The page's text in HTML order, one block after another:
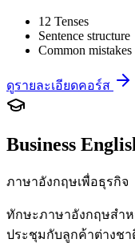
12 Tenses
Sentence structure
Common mistakes
ดูรายละเอียดคอร์ส
Business
ภาษาอังกฤษเพื่อธุรกิจ
ทักษะภาษาอังกฤษสำห
ประชุมกับลูกค้าต่างชา